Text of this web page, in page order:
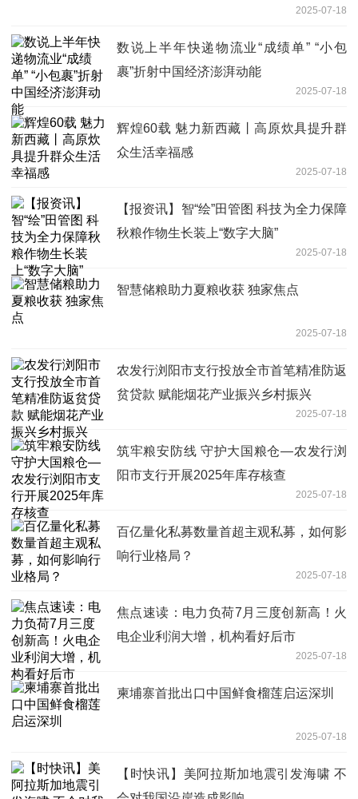
2025-07-18
数说上半年快递物流业“成绩单” “小包
裹”折射中国经济澎湃动能
2025-07-18
辉煌60载 魅力新西藏丨高原炊具提升群
众生活幸福感
2025-07-18
【报资讯】智“绘”田管图 科技为全力保障
秋粮作物生长装上“数字大脑”
2025-07-18
智慧储粮助力夏粮收获 独家焦点
2025-07-18
农发行浏阳市支行投放全市首笔精准防返
贫贷款 赋能烟花产业振兴乡村振兴
2025-07-18
筑牢粮安防线 守护大国粮仓—农发行浏
阳市支行开展2025年库存核查
2025-07-18
百亿量化私募数量首超主观私募，如何影
响行业格局？
2025-07-18
焦点速读：电力负荷7月三度创新高！火
电企业利润大增，机构看好后市
2025-07-18
柬埔寨首批出口中国鲜食榴莲启运深圳
2025-07-18
【时快讯】美阿拉斯加地震引发海啸 不